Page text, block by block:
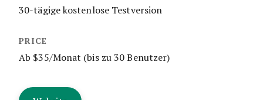
30-tägige kostenlose Testversion
Ab $35/Monat (bis zu 30 Benutzer)